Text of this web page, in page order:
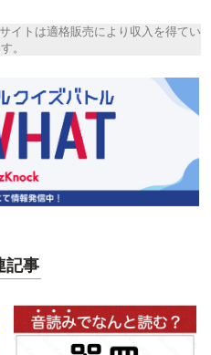
イトは適格販売により収入を得てい
。
記事